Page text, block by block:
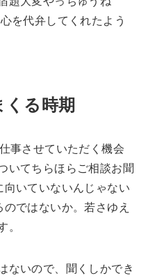
を代弁してくれたよう
くる時期
事させていただく機会
いてちらほらご相談お聞
いていないんじゃない
ではないか。若さゆえ
ないので、聞くしかでき